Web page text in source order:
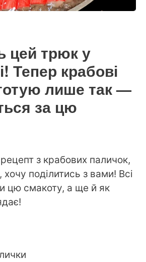
цей трюк у
Тепер крабові
лише так —
за цю
з крабових паличок,
поділитись з вами! Всі
цю смакоту, а ще й як